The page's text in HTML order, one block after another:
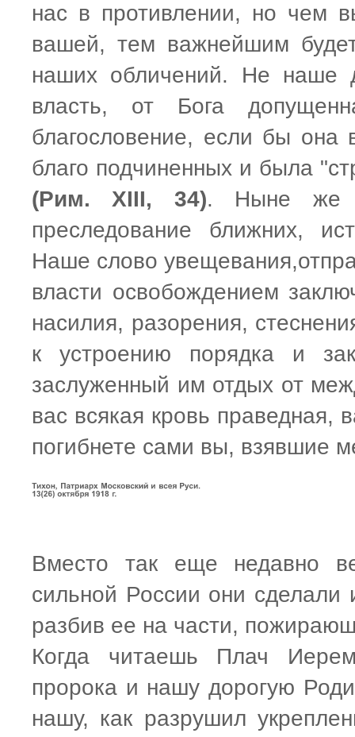
нас в противлении, но чем
вашей, тем важнейшим
наших обличений. Не наше
власть, от Бога
благословение, если бы она
благо подчиненных и была
(Рим. XIII, 34). Ныне же
преследование ближних,
Наше слово
власти освобождением
насилия, разорения,
к устроению порядка и
заслуженный им отдых от
вас всякая кровь
погибнете сами вы, взявшие
Вместо так еще недавно
сильной России они
разбив ее на части,
Когда читаешь Плач
пророка и нашу дорогую
нашу, как разрушил